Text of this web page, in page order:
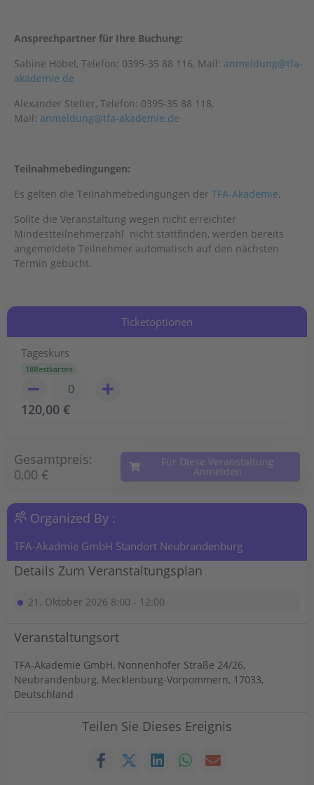
Ansprechpartner für Ihre Buchung:
Sabine Höbel, Telefon: 0395-35 88 116, Mail: anmeldung@tfa-
akademie.de
Alexander Stelter, Telefon: 0395-35 88 118,
Mail: anmeldung@tfa-akademie.de
Teilnahmebedingungen:
Es gelten die Teilnahmebedingungen der TFA-Akademie.
Sollte die Veranstaltung wegen nicht erreichter
Mindestteilnehmerzahl nicht stattfinden, werden bereits
angemeldete Teilnehmer automatisch auf den nächsten
Termin gebucht.
Ticketoptionen
Tageskurs
18Restkarten
120,00 €
Gesamtpreis:
0,00 €
Für Diese Veranstaltung
Anmelden
Organized By :
TFA-Akadmie GmbH Standort Neubrandenburg
Details Zum Veranstaltungsplan
21. Oktober 2026 8:00 - 12:00
Veranstaltungsort
TFA-Akademie GmbH, Nonnenhofer Straße 24/26,
Neubrandenburg, Mecklenburg-Vorpommern, 17033,
Deutschland
Teilen Sie Dieses Ereignis